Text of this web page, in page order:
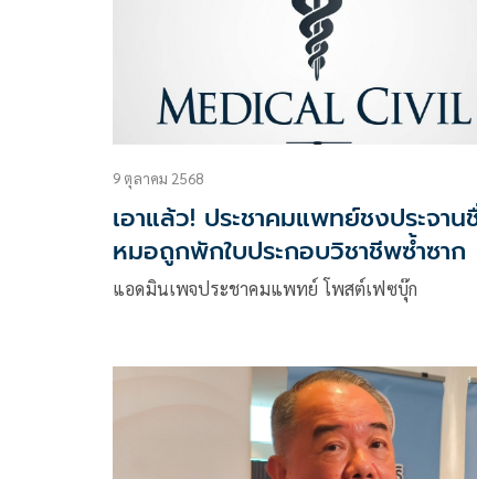
9 ตุลาคม 2568
เอาแล้ว! ประชาคมแพทย์ชงประจาน
หมอถูกพักใบประกอบวิชาชีพซ้ำซาก
แอดมินเพจประชาคมแพทย์ โพสต์เฟซบุ๊ก